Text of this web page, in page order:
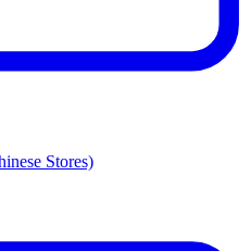
Stores)